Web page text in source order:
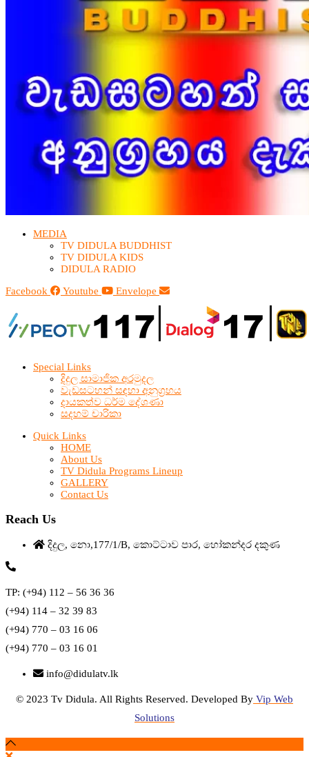
MEDIA
TV DIDULA BUDDHIST​
TV DIDULA KIDS
DIDULA RADIO
Facebook
Youtube Envelope
Special Links
දිදුල සාමාජික අරමුදල
වැඩසටහන් සඳහා අනුග්‍රහය
දායකත්ව ධර්ම දේශණා
සදහම් චාරිකා
Quick Links
HOME
About Us
TV Didula Programs Lineup
GALLERY
Contact Us
Reach Us
දිදුල, නො,177/1/B, කොට්ටාව පාර, හෝකන්දර දකුණ
TP: (+94) 112 – 56 36 36
(+94) 114 – 32 39 83
(+94) 770 – 03 16 06
(+94) 770 – 03 16 01
info@didulatv.lk
© 2023 Tv Didula. All Rights Reserved. Developed By Vip Web
Solutions